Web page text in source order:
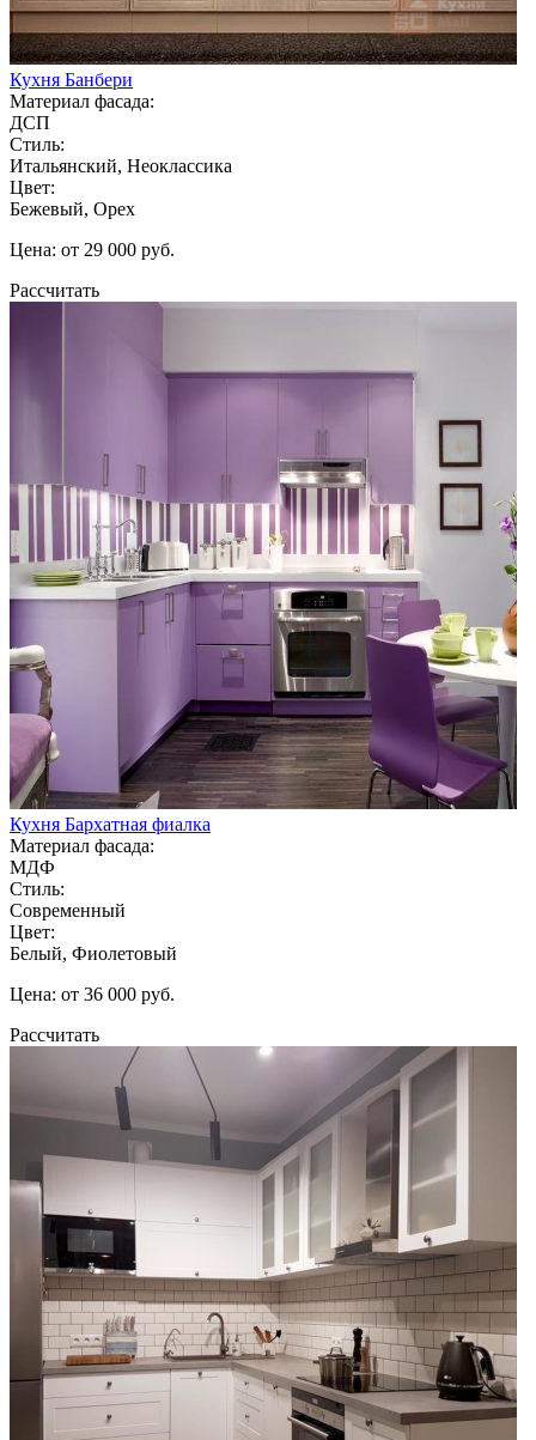
Кухня Банбери
Материал фасада:
ДСП
Стиль:
Итальянский, Неоклассика
Цвет:
Бежевый, Орех
Цена: от 29 000 руб.
Рассчитать
Кухня Бархатная фиалка
Материал фасада:
МДФ
Стиль:
Современный
Цвет:
Белый, Фиолетовый
Цена: от 36 000 руб.
Рассчитать